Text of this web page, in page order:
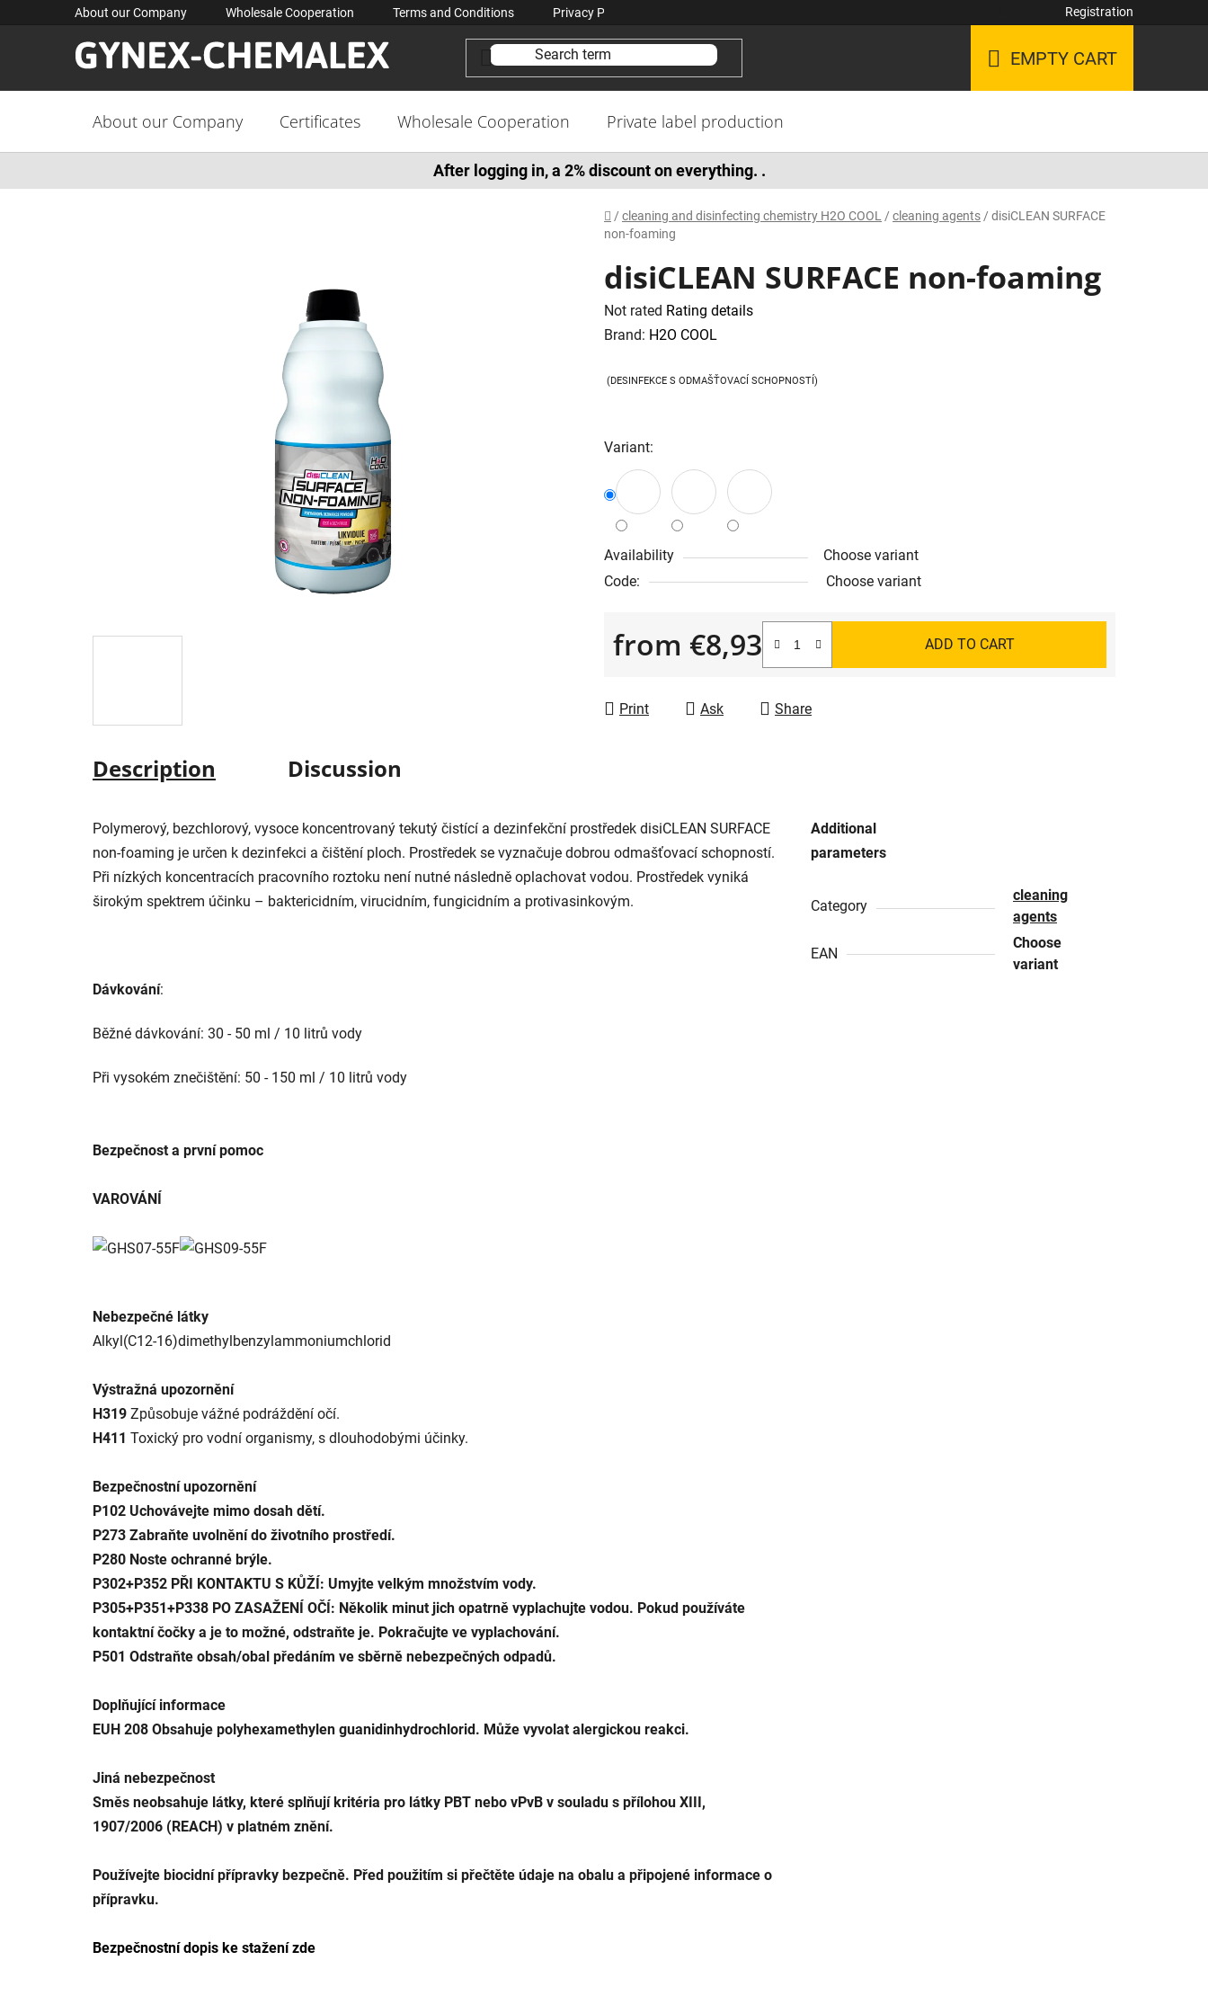
About our Company Wholesale Cooperation Terms and Conditions Privacy Policy Conditions Registration
EMPTY CART
About our Company Certificates Wholesale Cooperation Private label production
After logging in, a 2% discount on everything. .
Home
/ cleaning and disinfecting chemistry H2O COOL / cleaning agents / disiCLEAN SURFACE
non-foaming
disiCLEAN SURFACE non-foaming
The
average
rating
out
5
stars.
Not rated Rating details
Brand: H2O COOL
(DESINFEKCE S ODMAŠŤOVACÍ SCHOPNOSTÍ)
Variant:
Availability
Choose variant
Code:
Choose variant
from €8,93 ADD TO CART
Print Ask Share
Description Discussion
Polymerový, bezchlorový, vysoce koncentrovaný tekutý čistící a dezinfekční prostředek disiCLEAN SURFACE
non-foaming je určen k dezinfekci a čištění ploch. Prostředek se vyznačuje dobrou odmašťovací schopností.
Při nízkých koncentracích pracovního roztoku není nutné následně oplachovat vodou. Prostředek vyniká
širokým spektrem účinku – baktericidním, virucidním, fungicidním a protivasinkovým.
Dávkování:
Běžné dávkování: 30 - 50 ml / 10 litrů vody
Při vysokém znečištění: 50 - 150 ml / 10 litrů vody
Bezpečnost a první pomoc
VAROVÁNÍ
Nebezpečné látky
Alkyl(C12-16)dimethylbenzylammoniumchlorid
Výstražná upozornění
H319 Způsobuje vážné podráždění očí.
H411 Toxický pro vodní organismy, s dlouhodobými účinky.
Bezpečnostní upozornění
P102 Uchovávejte mimo dosah dětí.
P273 Zabraňte uvolnění do životního prostředí.
P280 Noste ochranné brýle.
P302+P352 PŘI KONTAKTU S KŮŽÍ: Umyjte velkým množstvím vody.
P305+P351+P338 PO ZASAŽENÍ OČÍ: Několik minut jich opatrně vyplachujte vodou. Pokud používáte
kontaktní čočky a je to možné, odstraňte je. Pokračujte ve vyplachování.
P501 Odstraňte obsah/obal předáním ve sběrně nebezpečných odpadů.
Doplňující informace
EUH 208 Obsahuje polyhexamethylen guanidinhydrochlorid. Může vyvolat alergickou reakci.
Jiná nebezpečnost
Směs neobsahuje látky, které splňují kritéria pro látky PBT nebo vPvB v souladu s přílohou XIII,
1907/2006 (REACH) v platném znění.
Používejte biocidní přípravky bezpečně. Před použitím si přečtěte údaje na obalu a připojené informace o
přípravku.
Bezpečnostní dopis ke stažení zde
Additional
parameters
Category
cleaning
agents
EAN
Choose
variant